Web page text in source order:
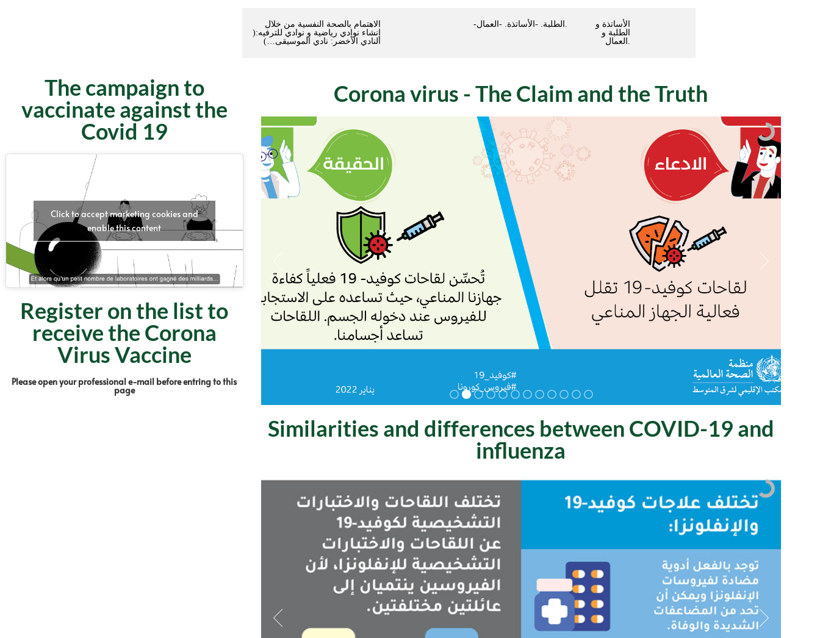
الاهتمام بالصحة النفسية من خلال
إنشاء نوادي رياضية و نوادي للترفيه:(
النادي الأخضر: نادي الموسيقى…)
الأساتذة و
الطلبة و
The campaign to
vaccinate against the
Covid 19
Click to accept marketing cookies and
enable this content
Register on the list to
receive the Corona
Virus Vaccine
Please open your professional e-mail before entring to this
page
Corona virus - The Claim and the Truth
Similarities and differences between COVID-19 and
influenza